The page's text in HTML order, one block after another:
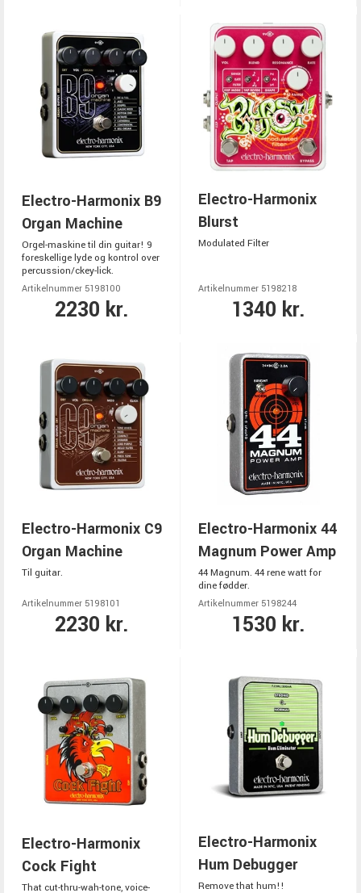
Electro-Harmonix B9
Organ Machine
Orgel-maskine til din guitar! 9
foreskellige lyde og kontrol over
percussion/ckey-lick.
Artikelnummer 5198100
2230 kr.
Electro-Harmonix
Blurst
Modulated Filter
Artikelnummer 5198218
1340 kr.
Electro-Harmonix C9
Organ Machine
Til guitar.
Artikelnummer 5198101
2230 kr.
Electro-Harmonix 44
Magnum Power Amp
44 Magnum. 44 rene watt for
dine fødder.
Artikelnummer 5198244
1530 kr.
Electro-Harmonix
Cock Fight
That cut-thru-wah-tone, voice-
Electro-Harmonix
Hum Debugger
Remove that hum!!